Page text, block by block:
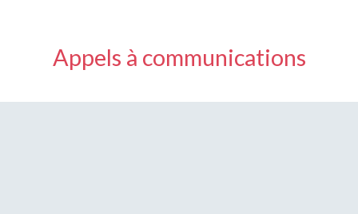
Appels à communications